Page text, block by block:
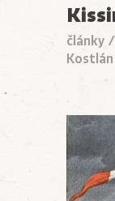
články /
Kostlán